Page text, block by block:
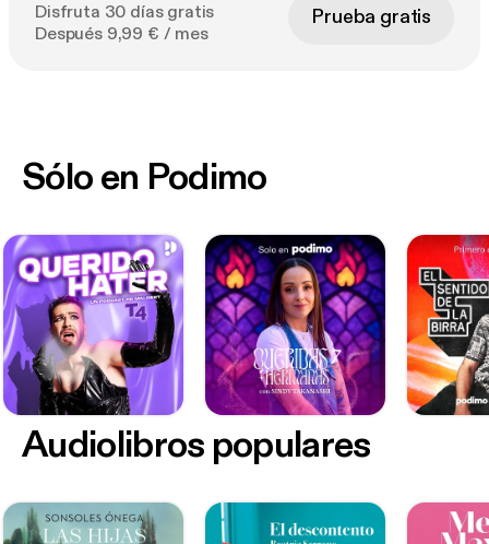
Disfruta 30 días gratis
Después 9,99 € / mes
Prueba gratis
Sólo en Podimo
Audiolibros populares